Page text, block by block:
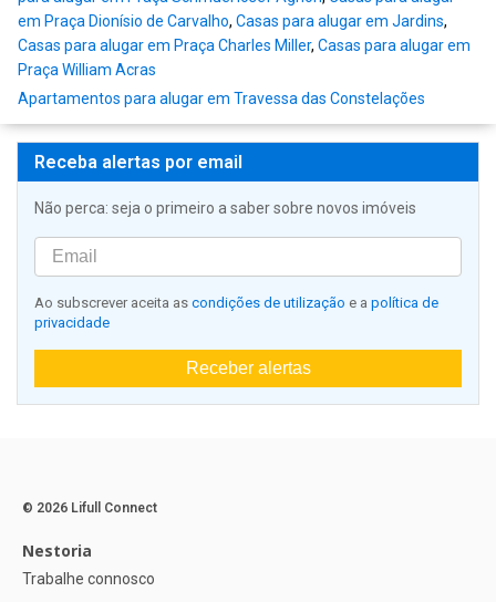
em Praça Dionísio de Carvalho, Casas para alugar em Jardins,
Casas para alugar em Praça Charles Miller, Casas para alugar em
Praça William Acras
Apartamentos para alugar em Travessa das Constelações
Receba alertas por email
Não perca: seja o primeiro a saber sobre novos imóveis
Ao subscrever aceita as condições de utilização e a política de
privacidade
Receber alertas
© 2026 Lifull Connect
Nestoria
Trabalhe connosco